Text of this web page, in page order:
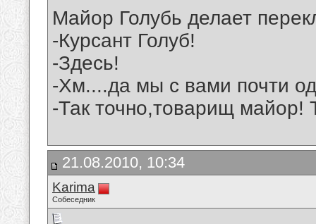
Майор Голубь делает
-Курсант Голуб!
-Здесь!
-Хм....да мы с вами почти
-Так точно,товарищ майор!
21.08.2010, 10:34
Karima
Собеседник